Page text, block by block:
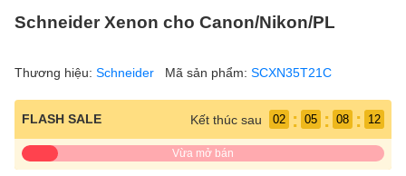
Schneider Xenon cho Canon/Nikon/PL
Thương hiệu: Schneider Mã sản phẩm: SCXN35T21C
FLASH SALE Kết thúc sau 02 : 05 : 08 : 12
Vừa mở bán